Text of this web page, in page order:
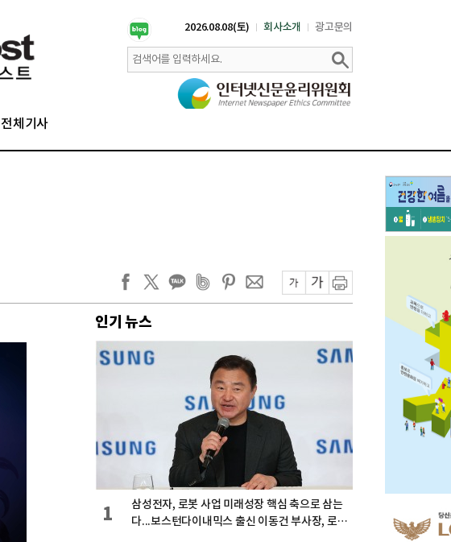
2026.08.08(토) 회사소개 광고문의
전체기사
인기 뉴스
삼성전자, 로봇 사업 미래성장 핵심 축으로 삼는
다...보스턴다이내믹스 출신 이동건 부사장, 로보
1